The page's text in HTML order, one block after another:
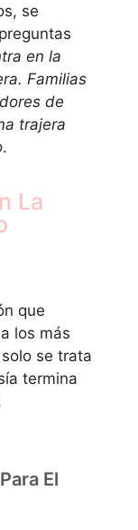
se
en la
Familias
de
trajera
.
La
que
los más
se trata
termina
El